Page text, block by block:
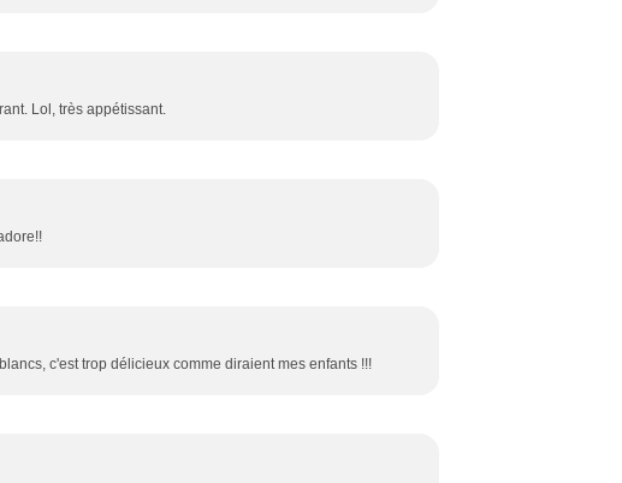
Lol, très appétissant.
c'est trop délicieux comme diraient mes enfants !!!